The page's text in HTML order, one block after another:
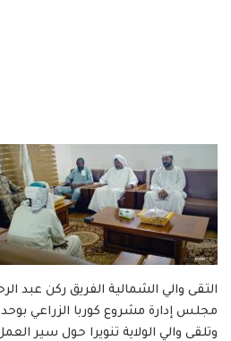
التقى والي الشمالية الفريق ركن عبد
مجلس إدارة مشروع كوربا الزراعي
وتلقى والي الولاية تنويرا حول سير